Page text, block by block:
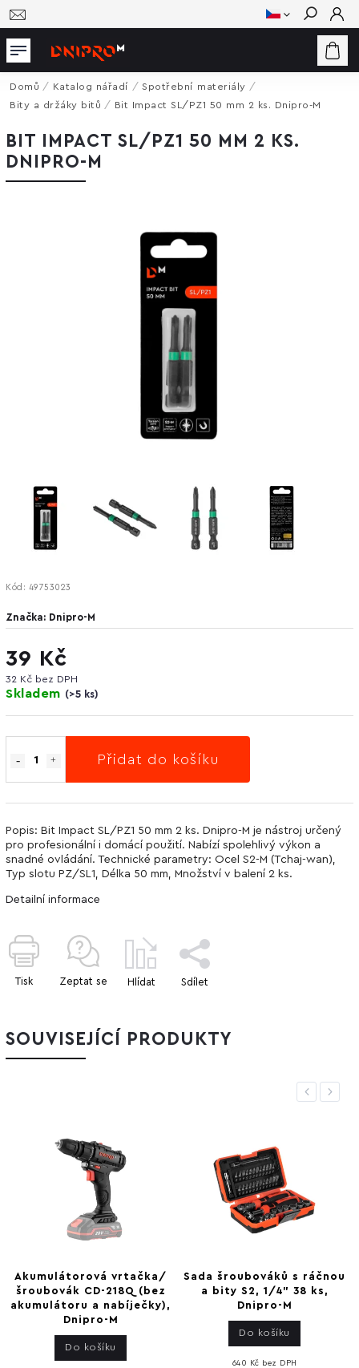
Hledat
Domů / Katalog nářadí / Spotřební materiály /
Bity a držáky bitů / Bit Impact SL/PZ1 50 mm 2 ks. Dnipro-M
BIT IMPACT SL/PZ1 50 MM 2 KS.
DNIPRO-M
Kód: 49753023
Značka: Dnipro-M
39 Kč
32 Kč bez DPH
Skladem (>5 ks)
Přidat do košíku
Popis: Bit Impact SL/PZ1 50 mm 2 ks. Dnipro-M je nástroj určený
pro profesionální i domácí použití. Nabízí spolehlivý výkon a
snadné ovládání. Technické parametry: Ocel S2-M (Tchaj-wan),
Typ slotu PZ/SL1, Délka 50 mm, Množství v balení 2 ks.
Detailní informace
Tisk Zeptat se Hlídat Sdílet
SOUVISEJÍCÍ PRODUKTY
Previous
Akumulátorová vrtačka/
šroubovák CD-218Q (bez
akumulátoru a nabíječky),
Dnipro-M
Do košíku
Sada šroubováků s ráčnou
a bity S2, 1/4" 38 ks,
Dnipro-M
640 Kč bez DPH
Do košíku
Next